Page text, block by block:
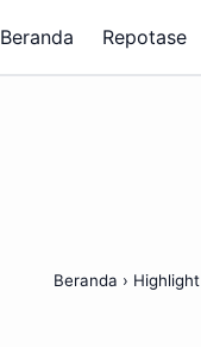
Beranda
Repotase
Beranda › Highlight